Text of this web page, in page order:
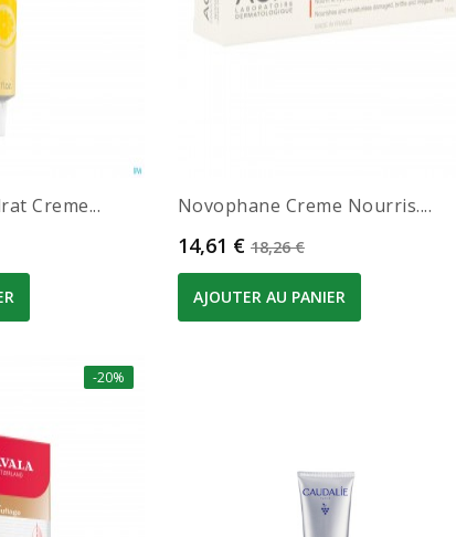
Creme... Novophane Creme Nourris....
Prix
14,61 € Prix de base
18,26 €
AJOUTER AU PANIER
-20%